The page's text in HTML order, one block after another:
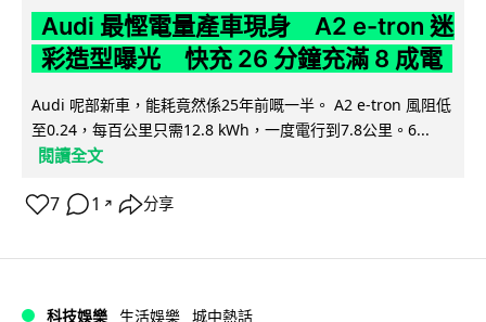
Audi 最慳電量產車現身 A2 e-tron 迷
彩造型曝光 快充 26 分鐘充滿 8 成電
Audi 呢部新車，能耗竟然係25年前嘅一半。 A2 e-tron 風阻低
至0.24，每百公里只需12.8 kWh，一度電行到7.8公里。6...
閱讀全文
7 1 ↗ 分享
科技娛樂 生活娛樂 城中熱話